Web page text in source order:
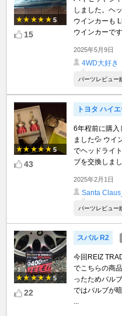
5
15
しました。ヘ
ウインカーも
ウインカーで
2025年5月9日
4WD大好き
パーツレビュー
5
43
トヨタ ハイ
6年程前に購入
ました💦 ウイ
でヘッドライ
ブを交換しまし
2025年2月1日
Santa Claus_
パーツレビュー
5
22
スバル R2
今回REIZ
でこちらの商
ったためバル
ではバルブが
...